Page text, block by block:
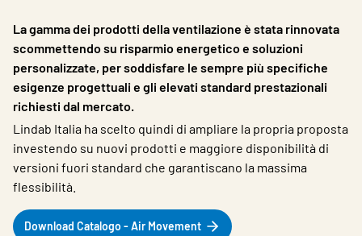
Strumenti
Contatti
Media
Lavora con noi
Choose languge
Italy
La gamma dei prodotti della ventilazione è stata rinnovata
scommettendo su risparmio energetico e soluzioni
personalizzate, per soddisfare le sempre più specifiche
esigenze progettuali e gli elevati standard prestazionali
richiesti dal mercato.
Lindab Italia ha scelto quindi di ampliare la propria proposta
investendo su nuovi prodotti e maggiore disponibilità di
versioni fuori standard che garantiscano la massima
flessibilità.
Download Catalogo - Air Movement